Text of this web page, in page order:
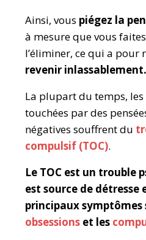
Ainsi, vous piégez la
à mesure que vous
l’éliminer, ce qui a pour
revenir inlassablement.
La plupart du temps,
touchées par des
négatives souffrent du
compulsif (TOC).
Le TOC est un trouble
est source de détresse
principaux symptômes
obsessions et les